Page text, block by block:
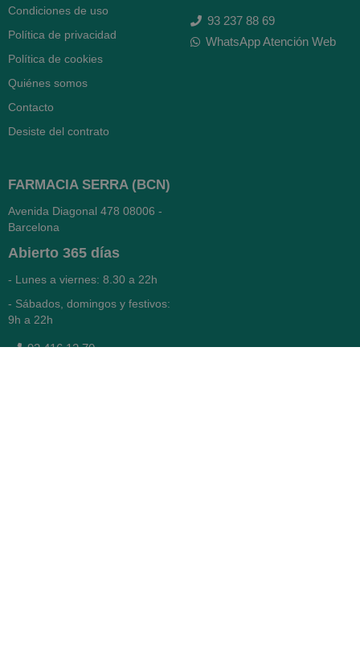
Condiciones de uso
Política de privacidad
Política de cookies
Quiénes somos
Contacto
Desiste del contrato
93 237 88 69
WhatsApp Atención Web
FARMACIA SERRA (BCN)
Avenida Diagonal 478 08006 -
Barcelona
Abierto 365 días
- Lunes a viernes: 8.30 a 22h
- Sábados, domingos y festivos:
9h a 22h
93 416 12 70